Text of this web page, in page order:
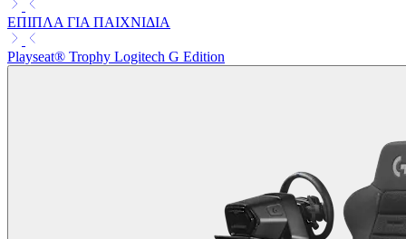
ΕΠΙΠΛΑ ΓΙΑ ΠΑΙΧΝΙΔΙΑ
Playseat® Trophy Logitech G Edition